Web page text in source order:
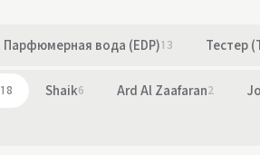
Парфюмерная вода (EDP)13 Тестер
18 Shaik6 Ard Al Zaafaran2